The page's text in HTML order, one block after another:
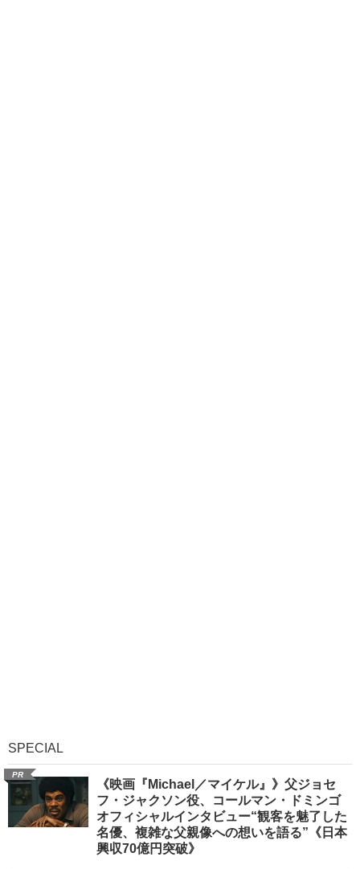
SPECIAL
PR
《映画『Michael／マイケル』》父ジョセ
フ・ジャクソン役、コールマン・ドミンゴ
オフィシャルインタビュー“観客を魅了した
名優、複雑な父親像への想いを語る”《日本
興収70億円突破》